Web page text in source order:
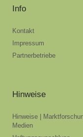
Info
Kontakt
Impressum
Partnerbetriebe
Hinweise
Hinweise |
Medien